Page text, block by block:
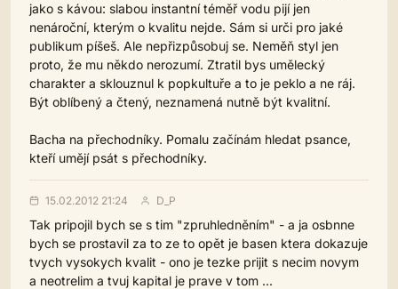
jako s kávou: slabou instantní téměř vodu pijí jen
nenároční, kterým o kvalitu nejde. Sám si urči pro jaké
publikum píšeš. Ale nepřizpůsobuj se. Neměň styl jen
proto, že mu někdo nerozumí. Ztratil bys umělecký
charakter a sklouznul k popkultuře a to je peklo a ne ráj.
Být oblíbený a čtený, neznamená nutně být kvalitní.
Bacha na přechodníky. Pomalu začínám hledat psance,
kteří umějí psát s přechodníky.
15.02.2012 21:24 D_P
Tak pripojil bych se s tim "zpruhledněním" - a ja osbnne
bych se prostavil za to ze to opět je basen ktera dokazuje
tvych vysokych kvalit - ono je tezke prijit s necim novym
a neotrelim a tvuj kapital je prave v tom ...